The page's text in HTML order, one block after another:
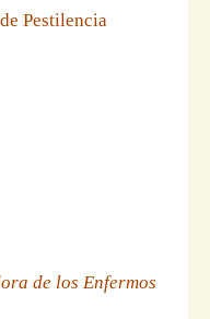
Pestilencia
de los Enfermos